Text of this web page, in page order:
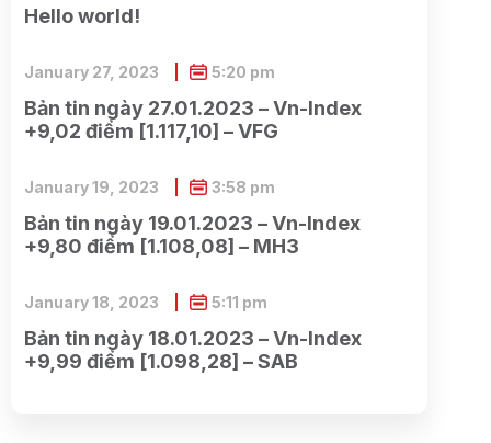
Hello world!
Bản tin ngày 27.01.2023 – Vn-Index
+9,02 điểm [1.117,10] – VFG
January 27, 2023 5:20 pm
Bản tin ngày 19.01.2023 – Vn-Index
+9,80 điểm [1.108,08] – MH3
January 19, 2023 3:58 pm
Bản tin ngày 18.01.2023 – Vn-Index
+9,99 điểm [1.098,28] – SAB
January 18, 2023 5:11 pm